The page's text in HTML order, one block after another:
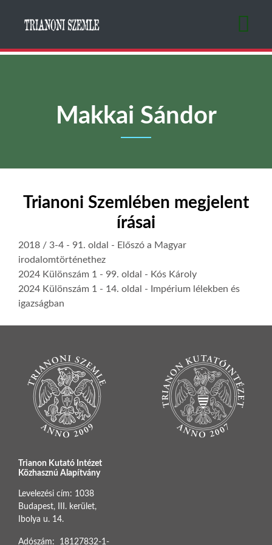
Makkai Sándor
Trianoni Szemlében megjelent
írásai
2018 / 3-4 - 91. oldal - Előszó a Magyar
irodalomtörténethez
2024 Különszám 1 - 99. oldal - Kós Károly
2024 Különszám 1 - 14. oldal -
Impérium lélekben és
igazságban
Trianon Kutató Intézet
Közhasznú Alapítvány
Levelezési cím: 1038
Budapest, III. kerület,
Ibolya u. 14.
Adószám: 18127832-1-